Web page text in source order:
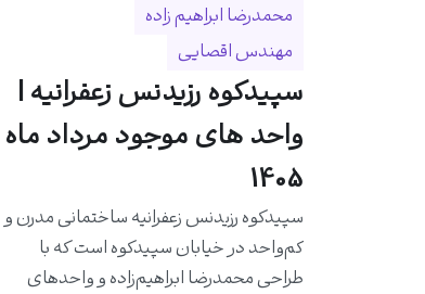
محمدرضا ابراهیم زاده
مهندس اقصایی
سپیدکوه رزیدنس زعفرانیه |
واحد های موجود مرداد ماه
1405
سپیدکوه رزیدنس زعفرانیه ساختمانی مدرن و
کم‌واحد در خیابان سپیدکوه است که با
طراحی محمدرضا ابراهیم‌زاده و واحدهای